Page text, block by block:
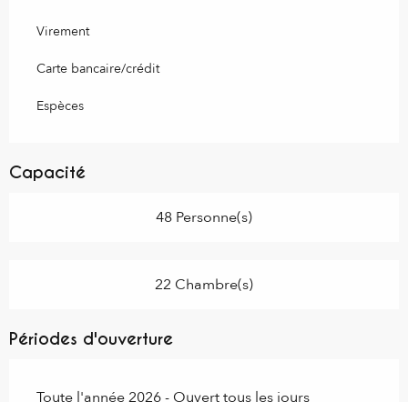
Virement
Carte bancaire/crédit
Espèces
Capacité
48 Personne(s)
22 Chambre(s)
Périodes d'ouverture
Toute l'année 2026 - Ouvert tous les jours